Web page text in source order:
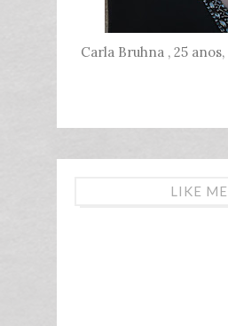
Carla Bruhna , 25 anos,
LIKE ME